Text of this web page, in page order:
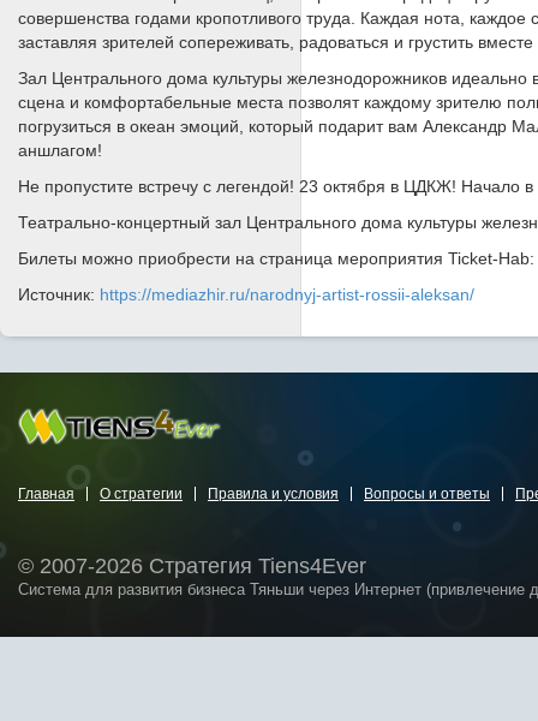
совершенства годами кропотливого труда. Каждая нота,
заставляя зрителей сопереживать, радоваться и грустить
Зал Центрального дома культуры железнодорожников
сцена и комфортабельные места позволят каждому зрителю
погрузиться в океан эмоций, который подарит вам Александр
аншлагом!
Не пропустите встречу с легендой! 23 октября в ЦДКЖ! Начало
Театрально-концертный зал Центрального дома культуры
Билеты можно приобрести на страница мероприятия Ticket-Hab:
Источник: https://mediazhir.ru/narodnyj-artist-rossii-aleksan/
Главная О стратегии Правила и условия Вопросы и ответы
© 2007-2026 Стратегия Tiens4Ever
Система для развития бизнеса Тяньши через Интернет (привлечение